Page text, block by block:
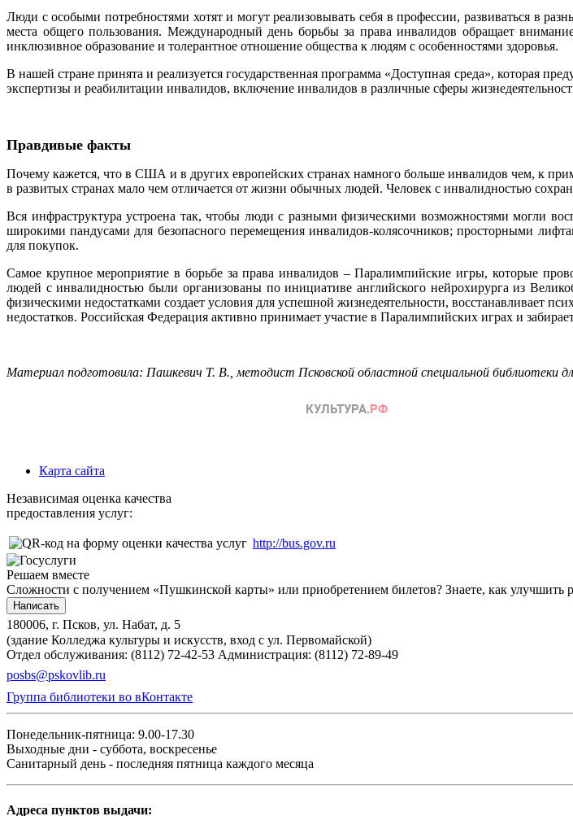
Люди с особыми потребностями хотят и могут реализовывать себя в профессии, развиваться в
места общего пользования. Международный день борьбы за права инвалидов обращает
инклюзивное образование и толерантное отношение общества к людям с особенностями здоровья.
В нашей стране принята и реализуется государственная программа «Доступная среда», которая
экспертизы и реабилитации инвалидов, включение инвалидов в различные сферы
Правдивые факты
Почему кажется, что в США и в других европейских странах намного больше инвалидов чем, к
в развитых странах мало чем отличается от жизни обычных людей. Человек с инвалидностью
Вся инфраструктура устроена так, чтобы люди с разными физическими возможностями могли
широкими пандусами для безопасного перемещения инвалидов-колясочников; просторными
для покупок.
Самое крупное мероприятие в борьбе за права инвалидов – Паралимпийские игры, которые
людей с инвалидностью были организованы по инициативе английского нейрохирурга из
физическими недостатками создает условия для успешной жизнедеятельности, восстанавливает
недостатков. Российская Федерация активно принимает участие в Паралимпийских играх и
Материал подготовила: Пашкевич Т. В., методист Псковской областной специальной библиотеки
Карта сайта
Независимая оценка качества
предоставления услуг:
http://bus.gov.ru
Решаем вместе
Сложности с получением «Пушкинской карты» или приобретением билетов? Знаете, как улучшить
Написать
180006, г. Псков, ул. Набат, д. 5
(здание Колледжа культуры и искусств, вход с ул. Первомайской)
Отдел обслуживания: (8112) 72-42-53 Администрация: (8112) 72-89-49
posbs@pskovlib.ru
Группа библиотеки во вКонтакте
Понедельник-пятница: 9.00-17.30
Выходные дни - суббота, воскресенье
Санитарный день - последняя пятница каждого месяца
Адреса пунктов выдачи: